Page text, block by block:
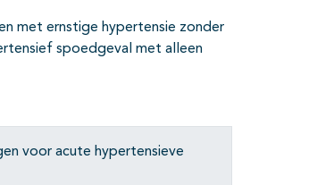
met ernstige hypertensie zonder
spoedgeval met alleen
voor acute hypertensieve